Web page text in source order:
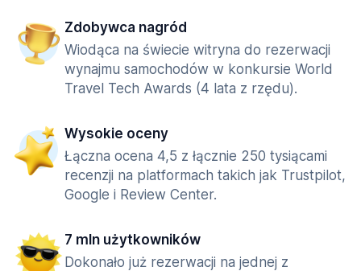
Zdobywca nagród
Wiodąca na świecie witryna do rezerwacji
wynajmu samochodów w konkursie World
Travel Tech Awards (4 lata z rzędu).
Wysokie oceny
Łączna ocena 4,5 z łącznie 250 tysiącami
recenzji na platformach takich jak Trustpilot,
Google i Review Center.
7 mln użytkowników
Dokonało już rezerwacji na jednej z